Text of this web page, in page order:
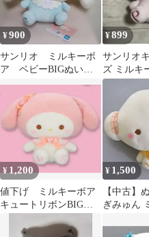
¥900
サンリオ ミルキーボ
ア ベビーBIGぬいぐ
るみ ＊シナモロール
¥899
サンリオ
ズ ミルキ
り桜色BIG
ポムポム
¥ 1,200
値下げ ミルキーボア
キュートリボンBIGぬ
¥ 1,500
【中古】
ぎみゅん
いぐるみ